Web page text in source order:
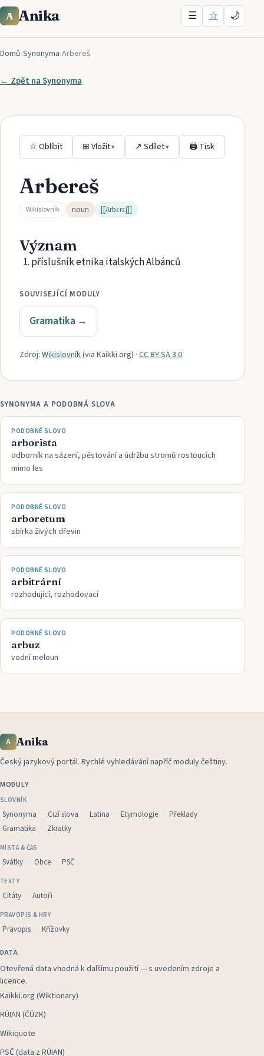
A Anika ☰ ☆ 🌙
Domů›Synonyma›Arbereš
← Zpět naSynonyma
☆ Oblíbit ⊞ Vložit▾ ↗ Sdílet▾ 🖨 Tisk
Arbereš
Wikislovník noun [[Arbɛrɛʃ]]
Význam
příslušník etnika italských Albánců
SOUVISEJÍCÍ MODULY
Gramatika →
Zdroj: Wikislovník(via Kaikki.org) · CC BY-SA 3.0
SYNONYMA A PODOBNÁ SLOVA
PODOBNÉ SLOVO
arborista
odborník na sázení, pěstování a údržbu stromů rostoucích
mimo les
PODOBNÉ SLOVO
arboretum
sbírka živých dřevin
PODOBNÉ SLOVO
arbitrární
rozhodující, rozhodovací
PODOBNÉ SLOVO
arbuz
vodní meloun
A Anika
Český jazykový portál. Rychlé vyhledávání napříč moduly češtiny.
MODULY
SLOVNÍK
Synonyma Cizí slova Latina Etymologie
Překlady
Gramatika
Zkratky
MÍSTA & ČAS
Svátky Obce PSČ
TEXTY
Citáty Autoři
PRAVOPIS & HRY
Pravopis Křížovky
DATA
Otevřená data vhodná k dalšímu použití — s uvedením zdroje a
licence.
Kaikki.org (Wiktionary)
RÚIAN (ČÚZK)
Wikiquote
PSČ (data z RÚIAN)